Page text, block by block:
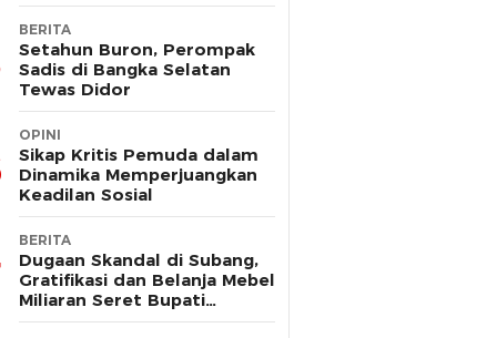
BERITA
Setahun Buron, Perompak
Sadis di Bangka Selatan
Tewas Didor
OPINI
Sikap Kritis Pemuda dalam
Dinamika Memperjuangkan
Keadilan Sosial
BERITA
Dugaan Skandal di Subang,
Gratifikasi dan Belanja Mebel
Miliaran Seret Bupati
Reynaldi